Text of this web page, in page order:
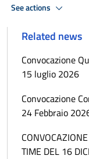
See actions
Related news
Convocazione
15 luglio 2026
Convocazione
24 Febbraio
TIME DEL 16